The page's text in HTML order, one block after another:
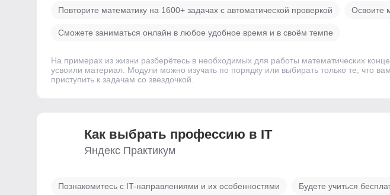
Повторите математику на 1600+ задачах с автоматической проверкой Освоите
Сможете заниматься онлайн в любое удобное время и в своём темпе
На примерах из жизни разберётесь в необходимых для работы математических
усвоили материал. Модули можно изучать по порядку или выбирать только те, что
приступить к задачам со звездочкой.
Как выбрать профессию в IT
Яндекс Практикум
Познакомитесь с IT-направлениями и их особенностями Будете учиться